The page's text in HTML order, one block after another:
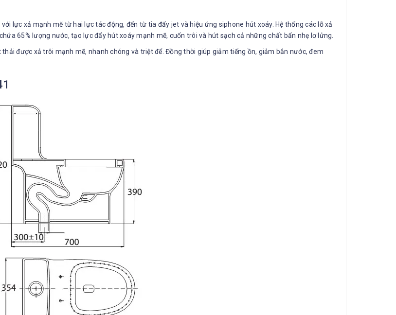
lực xả mạnh mẽ từ hai lực tác động, đến từ tia đẩy jet và hiệu ứng siphone hút xoáy. Hệ thống các lỗ xả
65% lượng nước, tạo lực đẩy hút xoáy mạnh mẽ, cuốn trôi và hút sạch cả những chất bẩn nhẹ lơ lửng.
được xả trôi mạnh mẽ, nhanh chóng và triệt để. Đồng thời giúp giảm tiếng ồn, giảm bắn nước, đem